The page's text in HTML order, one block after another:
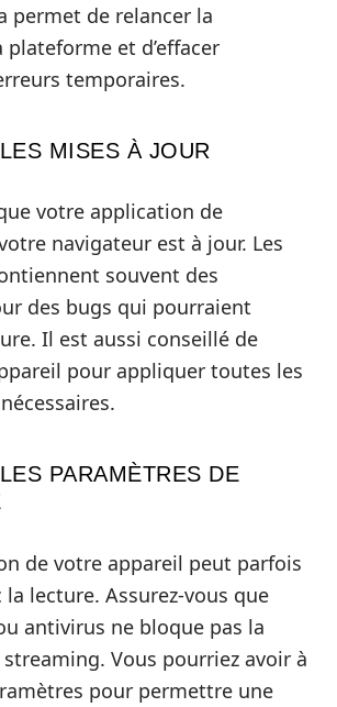
permet de relancer la
et d’effacer
temporaires.
MISES À JOUR
votre application de
navigateur est à jour. Les
souvent des
des bugs qui pourraient
Il est aussi conseillé de
pour appliquer toutes les
PARAMÈTRES DE
de votre appareil peut parfois
lecture. Assurez-vous que
antivirus ne bloque pas la
Vous pourriez avoir à
pour permettre une